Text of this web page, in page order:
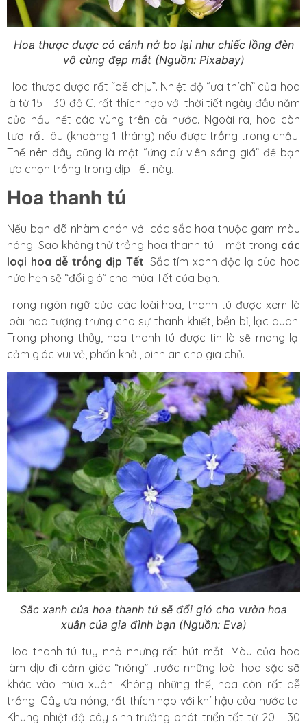
Hoa thược dược có cánh nở bo lại như chiếc lồng đèn
vô cùng đẹp mắt (Nguồn: Pixabay)
Hoa thược dược rất “dễ chịu”. Nhiệt độ “ưa thích” của hoa
là từ 15 – 30 độ C, rất thích hợp với thời tiết ngày đầu năm
của hầu hết các vùng trên cả nước. Ngoài ra, hoa còn
tươi rất lâu (khoảng 1 tháng) nếu được trồng trong chậu.
Thế nên đây cũng là một “ứng cử viên sáng giá” để bạn
lựa chọn trồng trong dịp Tết này.
Hoa thanh tú
Nếu bạn đã nhàm chán với các sắc hoa thuộc gam màu
nóng. Sao không thử trồng hoa thanh tú – một trong các
loại hoa dễ trồng dịp Tết. Sắc tím xanh độc lạ của hoa
hứa hẹn sẽ “đổi gió” cho mùa Tết của bạn.
Trong ngôn ngữ của các loài hoa, thanh tú được xem là
loài hoa tượng trưng cho sự thanh khiết, bền bỉ, lạc quan.
Trong phong thủy, hoa thanh tú được tin là sẽ mang lại
cảm giác vui vẻ, phấn khởi, bình an cho gia chủ.
Sắc xanh của hoa thanh tú sẽ đổi gió cho vườn hoa
xuân của gia đình bạn (Nguồn: Eva)
Hoa thanh tú tuy nhỏ nhưng rất hút mắt. Màu của hoa
làm dịu đi cảm giác “nóng” trước những loài hoa sặc sỡ
khác vào mùa xuân. Không những thế, hoa còn rất dễ
trồng. Cây ưa nóng, rất thích hợp với khí hậu của nước ta.
Khung nhiệt độ cây sinh trưởng phát triển tốt từ 20 – 30